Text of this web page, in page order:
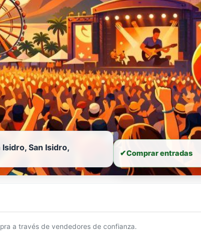
San Isidro,
✔Comprar entradas
a través de vendedores de confianza.